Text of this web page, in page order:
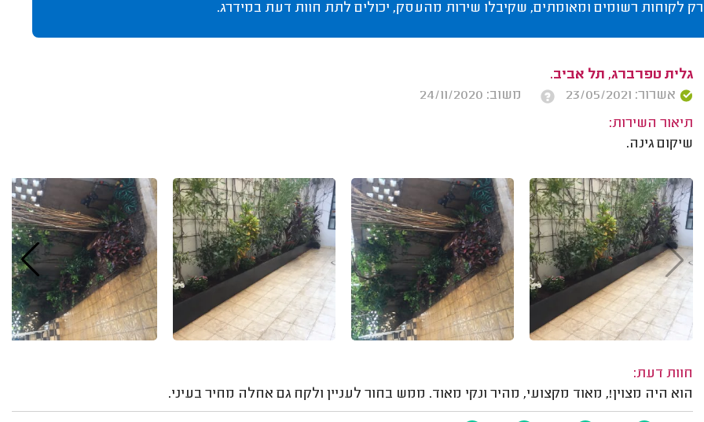
רק לקוחות רשומים ומאומתים, שקיבלו שירות מהעסק, יכולים לתת חוות דעת במידרג.
גלית טפרברג, תל אביב.
אשרור: 23/05/2021
משוב: 24/11/2020
תיאור השירות:
שיקום גינה.
חוות דעת:
הוא היה מצוין!, מאוד מקצועי, מהיר ונקי מאוד. ממש בחור לעניין ולקח גם אחלה מחיר בעיני.